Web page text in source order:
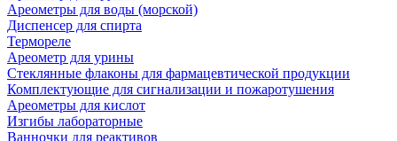
Ареометры для воды (морской)
Диспенсер для спирта
Термореле
Ареометр для урины
Стеклянные флаконы для фармацевтической продукции
Комплектующие для сигнализации и пожаротушения
Ареометры для кислот
Изгибы лабораторные
Ванночки для реактивов